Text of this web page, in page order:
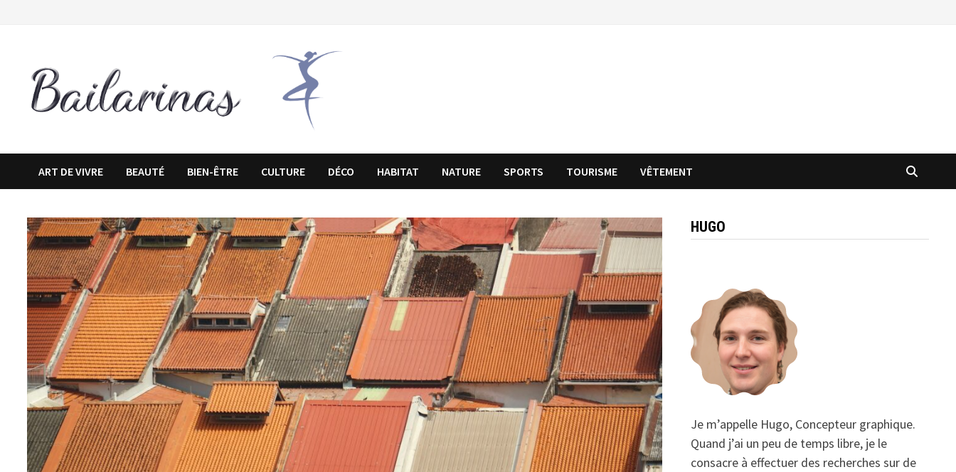
ART DE VIVRE BEAUTÉ BIEN-ÊTRE CULTURE DÉCO HABITAT NATURE SPORTS TOURISME VÊTEMENT
HUGO
Je m’appelle Hugo, Concepteur graphique.
Quand j’ai un peu de temps libre, je le
consacre à effectuer des recherches sur de